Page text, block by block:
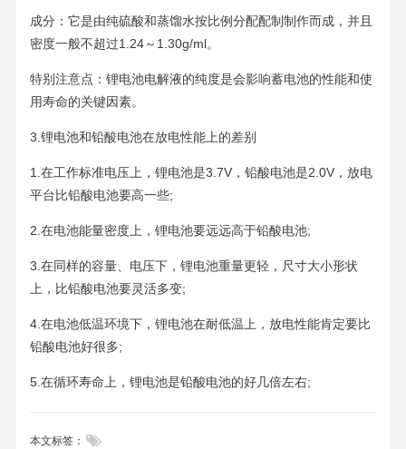
成分：它是由纯硫酸和蒸馏水按比例分配配制制作而成，并且
密度一般不超过1.24～1.30g/ml。
特别注意点：锂电池电解液的纯度是会影响蓄电池的性能和使
用寿命的关键因素。
3.锂电池和铅酸电池在放电性能上的差别
1.在工作标准电压上，锂电池是3.7V，铅酸电池是2.0V，放电
平台比铅酸电池要高一些;
2.在电池能量密度上，锂电池要远远高于铅酸电池;
3.在同样的容量、电压下，锂电池重量更轻，尺寸大小形状
上，比铅酸电池要灵活多变;
4.在电池低温环境下，锂电池在耐低温上，放电性能肯定要比
铅酸电池好很多;
5.在循环寿命上，锂电池是铅酸电池的好几倍左右;
本文标签： 